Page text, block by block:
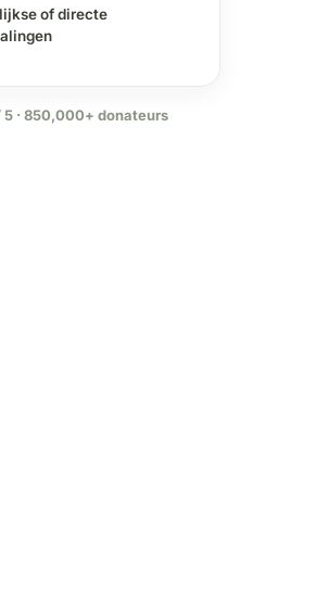
of directe
5 · 850,000+ donateurs